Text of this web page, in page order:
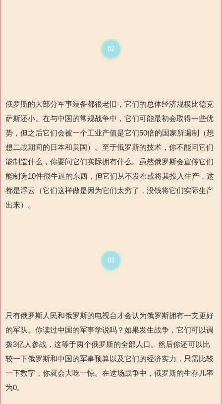
02
俄罗斯的大部分军事装备都很老旧，它们的总体经济规模比德克
萨斯还小。在与中国的常规战争中，它们可能最初会取得一些优
势，但之后它们会被一个工业产值是它们50倍的国家所遏制（想
想二战期间的日本和美国）。至于俄罗斯的技术，你不能问它们
能制造什么，你要问它们实际拥有什么。虽然俄罗斯会宣传它们
能制造10件很牛逼的东西，但它们从不发布或将其投入生产，这
都是浮云（它们这样做是因为它们太穷了，没钱将它们实际生产
出来）。
03
只有俄罗斯人民和俄罗斯的电视台才会认为俄罗斯拥有一支更好
的军队。你读过中国的军事学说吗？如果发生战争，它们可以调
拨3亿人参战，这等于两个俄罗斯的全部人口。然后你还可以比
较一下俄罗斯和中国的军事预算以及它们的经济实力，只需比较
一下数字，你就会大吃一惊。在这场战争中，俄罗斯的生存几率
为0。